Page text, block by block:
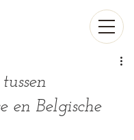
en Belgische